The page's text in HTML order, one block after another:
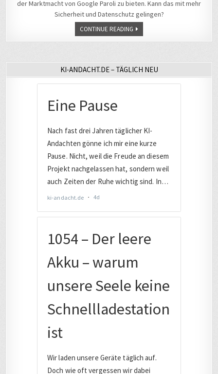
der Marktmacht von Google Paroli zu bieten. Kann das mit mehr
Sicherheit und Datenschutz gelingen?
CONTINUE READING
KI-ANDACHT.DE – TÄGLICH NEU